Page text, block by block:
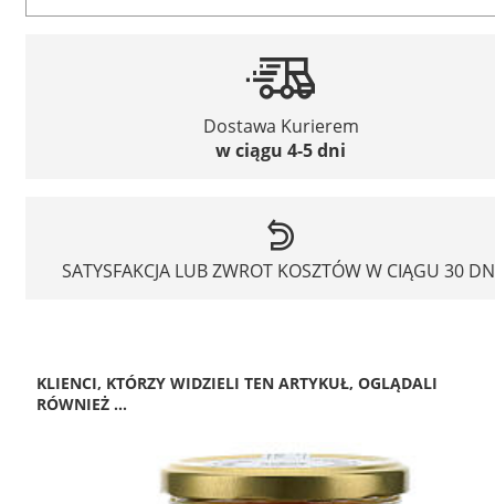
Dostawa Kurierem
w ciągu 4-5 dni
SATYSFAKCJA LUB ZWROT KOSZTÓW W CIĄGU 30
KLIENCI, KTÓRZY WIDZIELI TEN ARTYKUŁ, OGLĄDALI
RÓWNIEŻ ...